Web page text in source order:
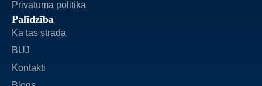
Privātuma politika
Palīdzība
Kā tas strādā
BUJ
Kontakti